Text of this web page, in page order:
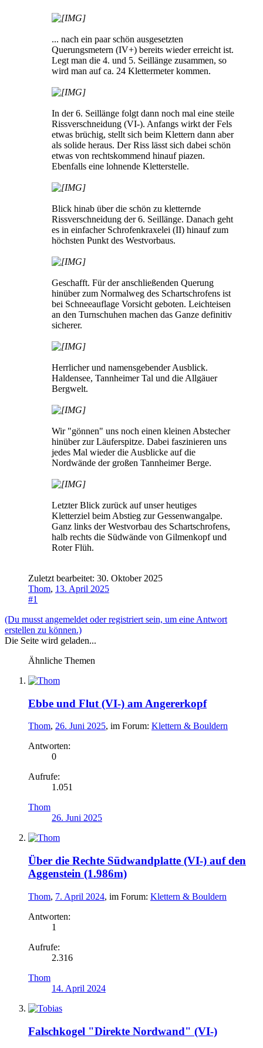
... nach ein paar schön ausgesetzten
Querungsmetern (IV+) bereits wieder erreicht ist.
Legt man die 4. und 5. Seillänge zusammen, so
wird man auf ca. 24 Klettermeter kommen.
In der 6. Seillänge folgt dann noch mal eine steile
Rissverschneidung (VI-). Anfangs wirkt der Fels
etwas brüchig, stellt sich beim Klettern dann aber
als solide heraus. Der Riss lässt sich dabei schön
etwas von rechtskommend hinauf piazen.
Ebenfalls eine lohnende Kletterstelle.
Blick hinab über die schön zu kletternde
Rissverschneidung der 6. Seillänge. Danach geht
es in einfacher Schrofenkraxelei (II) hinauf zum
höchsten Punkt des Westvorbaus.
Geschafft. Für der anschließenden Querung
hinüber zum Normalweg des Schartschrofens ist
bei Schneeauflage Vorsicht geboten. Leichteisen
an den Turnschuhen machen das Ganze definitiv
sicherer.
Herrlicher und namensgebender Ausblick.
Haldensee, Tannheimer Tal und die Allgäuer
Bergwelt.
Wir "gönnen" uns noch einen kleinen Abstecher
hinüber zur Läuferspitze. Dabei faszinieren uns
jedes Mal wieder die Ausblicke auf die
Nordwände der großen Tannheimer Berge.
Letzter Blick zurück auf unser heutiges
Kletterziel beim Abstieg zur Gessenwangalpe.
Ganz links der Westvorbau des Schartschrofens,
halb rechts die Südwände von Gilmenkopf und
Roter Flüh.
Zuletzt bearbeitet: 30. Oktober 2025
Thom, 13. April 2025
#1
(Du musst angemeldet oder registriert sein, um eine Antwort
erstellen zu können.)
Die Seite wird geladen...
Ähnliche Themen
Ebbe und Flut (VI-) am Angererkopf
Thom, 26. Juni 2025, im Forum: Klettern & Bouldern
Antworten:
0
Aufrufe:
1.051
Thom
26. Juni 2025
Über die Rechte Südwandplatte (VI-) auf den
Aggenstein (1.986m)
Thom, 7. April 2024, im Forum: Klettern & Bouldern
Antworten:
1
Aufrufe:
2.316
Thom
14. April 2024
Falschkogel "Direkte Nordwand" (VI-)